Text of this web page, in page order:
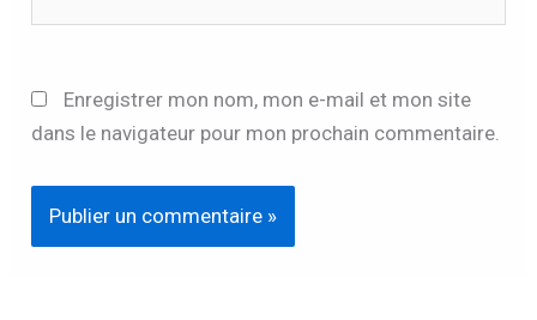
Enregistrer mon nom, mon e-mail et mon site
dans le navigateur pour mon prochain commentaire.